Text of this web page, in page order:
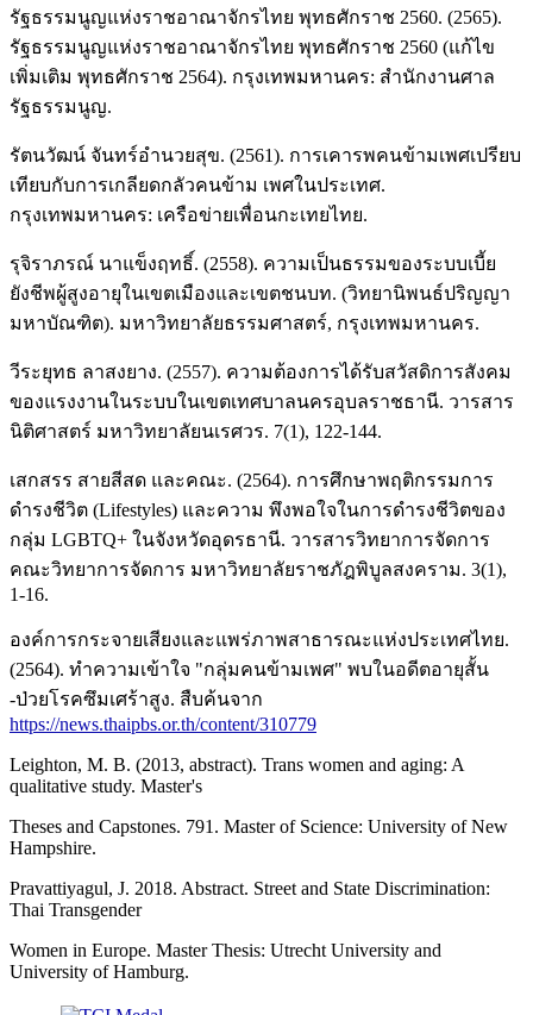
รัฐธรรมนูญแห่งราชอาณาจักรไทย พุทธศักราช 2560. (2565).
รัฐธรรมนูญแห่งราชอาณาจักรไทย พุทธศักราช 2560 (แก้ไข
เพิ่มเติม พุทธศักราช 2564). กรุงเทพมหานคร: สำนักงานศาล
รัฐธรรมนูญ.
รัตนวัฒน์ จันทร์อำนวยสุข. (2561). การเคารพคนข้ามเพศเปรียบ
เทียบกับการเกลียดกลัวคนข้าม เพศในประเทศ.
กรุงเทพมหานคร: เครือข่ายเพื่อนกะเทยไทย.
รุจิราภรณ์ นาแข็งฤทธิ์. (2558). ความเป็นธรรมของระบบเบี้ย
ยังชีพผู้สูงอายุในเขตเมืองและเขตชนบท. (วิทยานิพนธ์ปริญญา
มหาบัณฑิต). มหาวิทยาลัยธรรมศาสตร์, กรุงเทพมหานคร.
วีระยุทธ ลาสงยาง. (2557). ความต้องการได้รับสวัสดิการสังคม
ของแรงงานในระบบในเขตเทศบาลนครอุบลราชธานี. วารสาร
นิติศาสตร์ มหาวิทยาลัยนเรศวร. 7(1), 122-144.
เสกสรร สายสีสด และคณะ. (2564). การศึกษาพฤติกรรมการ
ดำรงชีวิต (Lifestyles) และความ พึงพอใจในการดำรงชีวิตของ
กลุ่ม LGBTQ+ ในจังหวัดอุดรธานี. วารสารวิทยาการจัดการ
คณะวิทยาการจัดการ มหาวิทยาลัยราชภัฎพิบูลสงคราม. 3(1),
1-16.
องค์การกระจายเสียงและแพร่ภาพสาธารณะแห่งประเทศไทย.
(2564). ทำความเข้าใจ "กลุ่มคนข้ามเพศ" พบในอดีตอายุสั้น
-ป่วยโรคซึมเศร้าสูง. สืบค้นจาก
https://news.thaipbs.or.th/content/310779
Leighton, M. B. (2013, abstract). Trans women and aging: A
qualitative study. Master's
Theses and Capstones. 791. Master of Science: University of New
Hampshire.
Pravattiyagul, J. 2018. Abstract. Street and State Discrimination:
Thai Transgender
Women in Europe. Master Thesis: Utrecht University and
University of Hamburg.